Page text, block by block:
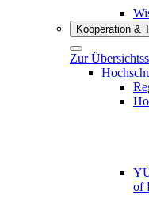
Kooperation &
Zur
of